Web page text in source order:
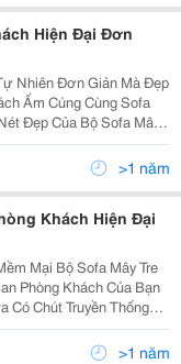
Hiện Đại Đơn
Mà Đẹp
Sự Sắp Xếp Thông
Cây Mây Đều, Chắc>1 năm
Khách Hiện Đại
Mây Tre
Phòng Khách Của Bạn
Có Chút Truyền Thống
Đại...nhờ Màu Sắc
Pu Bóng Cùng Với>1 năm